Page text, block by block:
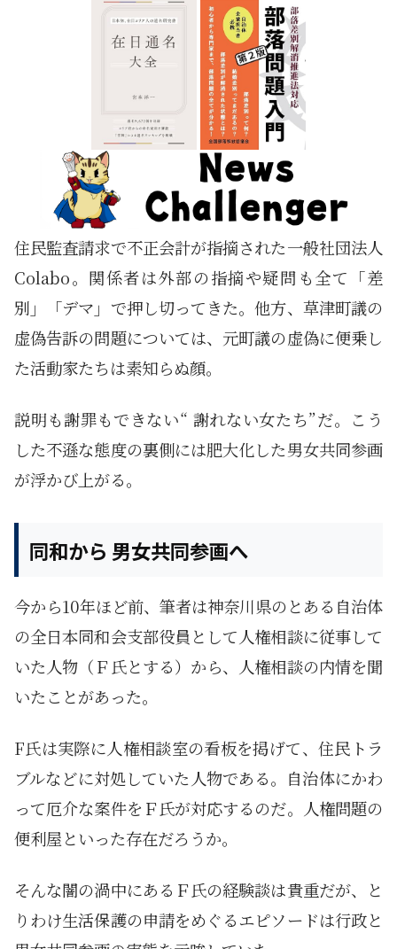
住民監査請求で不正会計が指摘された一般社団法人
Colabo。関係者は外部の指摘や疑問も全て「差
別」「デマ」で押し切ってきた。他方、草津町議の
虚偽告訴の問題については、元町議の虚偽に便乗し
た活動家たちは素知らぬ顔。
説明も謝罪もできない“ 謝れない女たち”だ。こう
した不遜な態度の裏側には肥大化した男女共同参画
が浮かび上がる。
同和から 男女共同参画へ
今から10年ほど前、筆者は神奈川県のとある自治体
の全日本同和会支部役員として人権相談に従事して
いた人物（Ｆ氏とする）から、人権相談の内情を聞
いたことがあった。
F氏は実際に人権相談室の看板を掲げて、住民トラ
ブルなどに対処していた人物である。自治体にかわ
って厄介な案件をＦ氏が対応するのだ。人権問題の
便利屋といった存在だろうか。
そんな闇の渦中にあるＦ氏の経験談は貴重だが、と
りわけ生活保護の申請をめぐるエピソードは行政と